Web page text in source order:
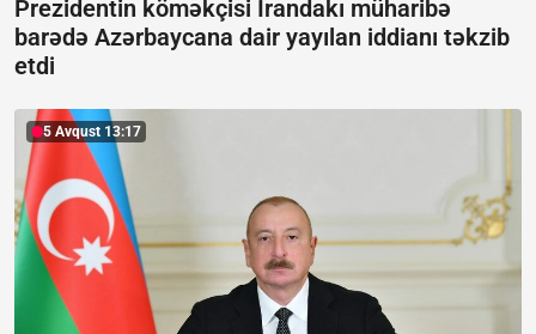
Prezidentin köməkçisi İrandakı müharibə
barədə Azərbaycana dair yayılan iddianı təkzib
etdi
5 Avqust 13:17